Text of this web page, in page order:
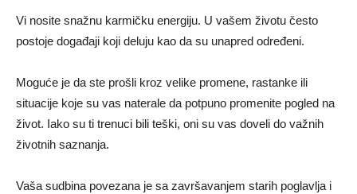
Vi nosite snažnu karmičku energiju. U vašem životu često
postoje događaji koji deluju kao da su unapred određeni.
Moguće je da ste prošli kroz velike promene, rastanke ili
situacije koje su vas naterale da potpuno promenite pogled na
život. Iako su ti trenuci bili teški, oni su vas doveli do važnih
životnih saznanja.
Vaša sudbina povezana je sa završavanjem starih poglavlja i